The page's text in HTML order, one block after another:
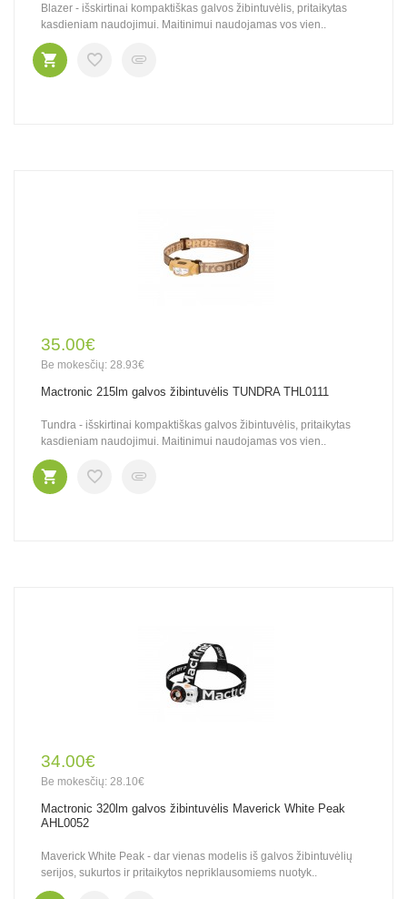
Blazer - išskirtinai kompaktiškas galvos žibintuvėlis, pritaikytas
kasdieniam naudojimui. Maitinimui naudojamas vos vien..
35.00€
Be mokesčių: 28.93€
Mactronic 215lm galvos žibintuvėlis TUNDRA THL0111
Tundra - išskirtinai kompaktiškas galvos žibintuvėlis, pritaikytas
kasdieniam naudojimui. Maitinimui naudojamas vos vien..
34.00€
Be mokesčių: 28.10€
Mactronic 320lm galvos žibintuvėlis Maverick White Peak
AHL0052
Maverick White Peak - dar vienas modelis iš galvos žibintuvėlių
serijos, sukurtos ir pritaikytos nepriklausomiems nuotyk..